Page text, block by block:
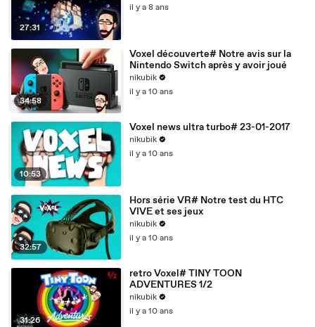
27:31
il y a 8 ans
34:58
Voxel découverte# Notre avis sur la
Nintendo Switch après y avoir joué
nikubik
il y a 10 ans
10:53
Voxel news ultra turbo# 23-01-2017
nikubik
il y a 10 ans
32:57
Hors série VR# Notre test du HTC
VIVE et ses jeux
nikubik
il y a 10 ans
31:26
retro Voxel# TINY TOON
ADVENTURES 1/2
nikubik
il y a 10 ans